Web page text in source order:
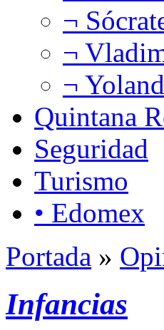
¬
¬
¬
Quintana
Seguridad
Turismo
• Edomex
Portada »
Infancias